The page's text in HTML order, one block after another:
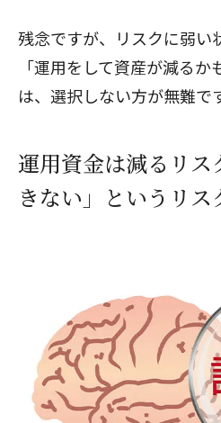
残念ですが、リスクに弱い
「運用をして資産が減るか
は、選択しない方が無難で
運用資金は減るリ
きない」というリス